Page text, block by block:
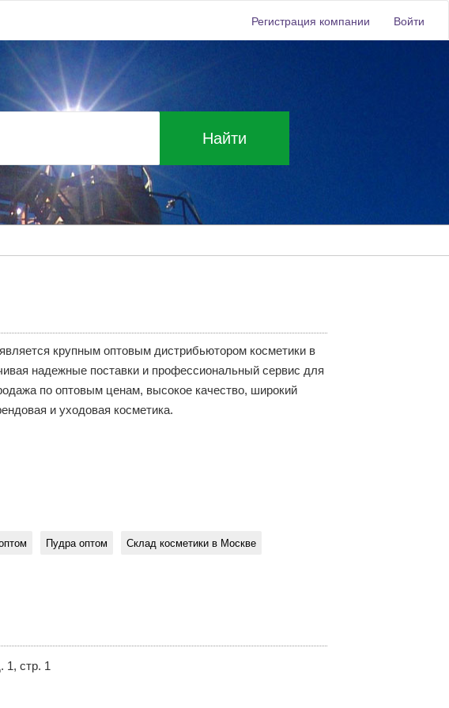
Регистрация компании Войти
Найти
крупным оптовым дистрибьютором косметики в
надежные поставки и профессиональный сервис для
по оптовым ценам, высокое качество, широкий
и уходовая косметика.
Пудра оптом Склад косметики в Москве
1, стр. 1